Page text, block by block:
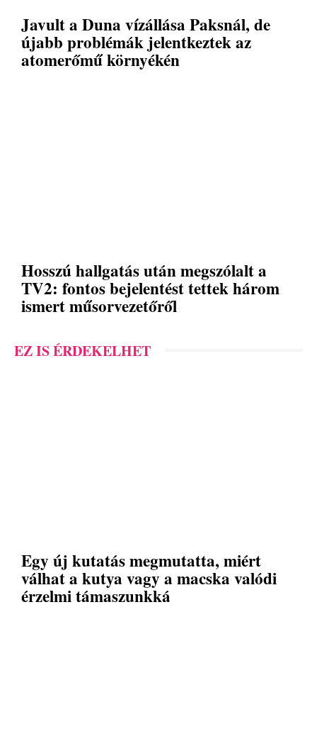
Javult a Duna vízállása Paksnál, de
újabb problémák jelentkeztek az
atomerőmű környékén
Hosszú hallgatás után megszólalt a
TV2: fontos bejelentést tettek három
ismert műsorvezetőről
EZ IS ÉRDEKELHET
Egy új kutatás megmutatta, miért
válhat a kutya vagy a macska valódi
érzelmi támaszunkká